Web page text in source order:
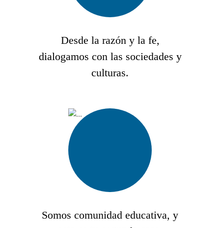
Desde la razón y la fe,
dialogamos con las sociedades y
culturas.
Somos comunidad educativa, y